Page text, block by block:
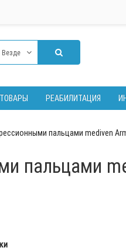
Везде
РЕАБИЛИТАЦИЯ
пальцами mediven
пальцами